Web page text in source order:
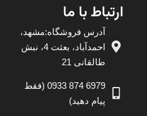
ارتباط با ما
آدرس فروشگاه:مشهد،
احمدآباد، بعثت 4، نبش
طالقانی 21
6979 874 0933 (فقط
پیام دهید)